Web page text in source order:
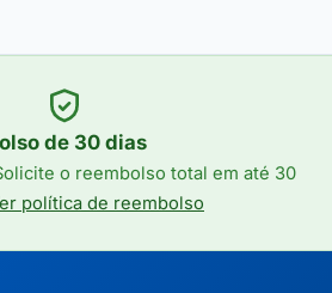
de 30 dias
o reembolso total em até 30
política de reembolso